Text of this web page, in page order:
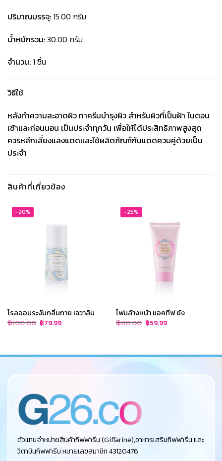
ปริมาณบรรจุ: 15.00 กรัม
น้ำหนักรวม:30.00 กรัม
จำนวน: 1 ชิ้น
วิธีใช้
หลังทำความสะอาดผิว ทาครีมบำรุงผิว สำหรับผิวที่เป็นฝ้า ในตอน
เช้าและก่อนนอน เป็นประจำทุกวัน เพื่อให้ได้ประสิทธิภาพสูงสุด
ควรหลีกเลี่ยงแสงแดดและใช้ผลิตภัณฑ์กันแดดควบคู่ด้วยเป็น
ประจำ
สินค้าที่เกี่ยวข้อง
-20%
โรลออนระงับกลิ่นกาย เจวาลิน
฿100.00 Original
price
฿79.99Current
price
-25%
โฟมล้างหน้า แอคทีฟ ยัง
฿80.00 Original
price
฿59.99Current
price
ตัวแทนจำหน่ายสินค้ากิฟฟารีน (Giffarine),อาหารเสริมกิฟฟารีน และ
วิตามินกิฟฟารีน หมายเลขสมาชิก 43120476